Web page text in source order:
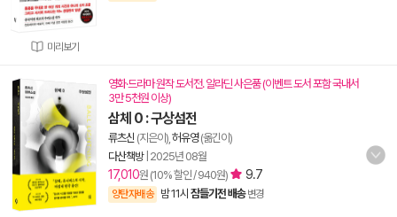
미리보기
영화·드라마 원작 도서전. 알라딘 사은품 (이벤트 도서 포함 국내서
3만 5천원 이상)
삼체 0 : 구상섬전
류츠신 (지은이), 허유영(옮긴이)
다산책방| 2025년 08월
17,010원 (10% 할인 / 940원) 9.7
양탄자배송 밤 11시 잠들기전 배송 변경